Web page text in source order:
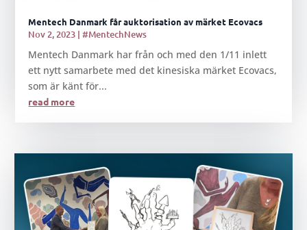
Mentech Danmark får auktorisation av märket Ecovacs
Nov 2, 2023 |#MentechNews
Mentech Danmark har från och med den 1/11 inlett
ett nytt samarbete med det kinesiska märket Ecovacs,
som är känt för...
read more